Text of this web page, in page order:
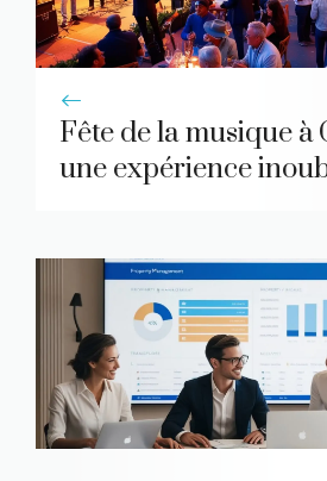
Fête de la musique à
une expérience